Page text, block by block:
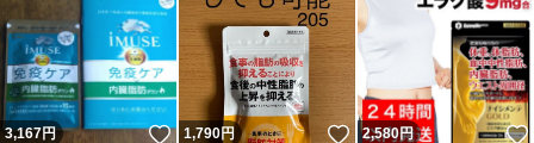
3,167円 いいね！
1,790円 いいね！
2,580円